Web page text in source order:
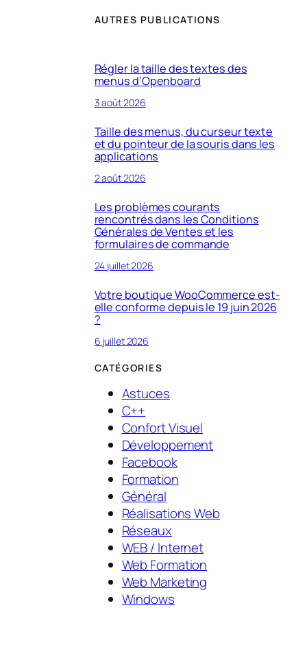
AUTRES PUBLICATIONS
Régler la taille des textes des
menus d’Openboard
3 août 2026
Taille des menus, du curseur texte
et du pointeur de la souris dans les
applications
2 août 2026
Les problèmes courants
rencontrés dans les Conditions
Générales de Ventes et les
formulaires de commande
24 juillet 2026
Votre boutique WooCommerce est-
elle conforme depuis le 19 juin 2026
?
6 juillet 2026
CATÉGORIES
Astuces
C++
Confort Visuel
Développement
Facebook
Formation
Général
Réalisations Web
Réseaux
WEB / Internet
Web Formation
Web Marketing
Windows